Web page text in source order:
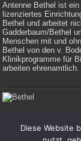
Antenne Bethel ist
lizenziertes
Bethel und arbeitet
Gadderbaum/Bethel
Menschen mit und
Bethel von den v.
Klinikprogramme für
arbeiten ehrenamtlich.
Diese Website